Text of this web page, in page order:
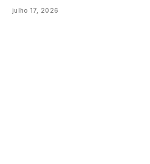
julho 17, 2026